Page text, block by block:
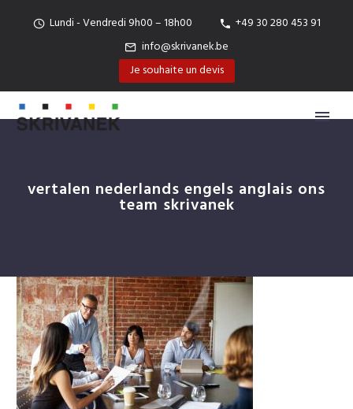
Lundi - Vendredi 9h00 – 18h00
+49 30 280 453 91
info@skrivanek.be
Je souhaite un devis
vertalen nederlands engels anglais ons
team skrivanek